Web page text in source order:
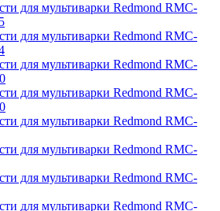
для мультиварки Redmond RMC-
для мультиварки Redmond RMC-
для мультиварки Redmond RMC-
для мультиварки Redmond RMC-
для мультиварки Redmond RMC-
для мультиварки Redmond RMC-
для мультиварки Redmond RMC-
для мультиварки Redmond RMC-